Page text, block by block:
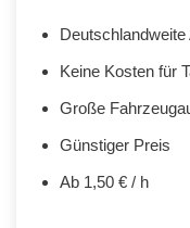
Keine Kosten für
Große
Günstiger Preis
Ab 1,50 € / h